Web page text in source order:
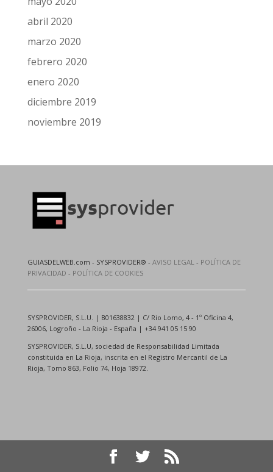
abril 2020
marzo 2020
febrero 2020
enero 2020
diciembre 2019
noviembre 2019
GUIASDELWEB.com - SYSPROVIDER® - AVISO LEGAL- POLÍTICA DE
PRIVACIDAD - POLÍTICA DE COOKIES
SYSPROVIDER, S.L.U. | B01638832 | C/ Rio Lomo, 4 - 1º Oficina 4,
26006, Logroño - La Rioja - España | +34 941 05 15 90
SYSPROVIDER, S.L.U, sociedad de Responsabilidad Limitada
constituida en La Rioja, inscrita en el Registro Mercantil de La
Rioja, Tomo 863, Folio 74, Hoja 18972.